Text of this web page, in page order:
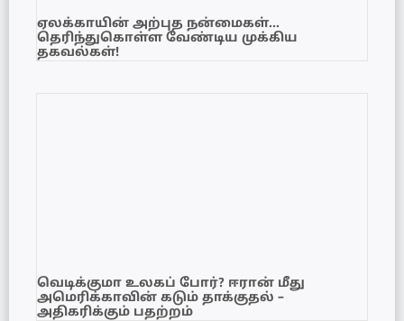
ஏலக்காயின் அற்புத நன்மைகள்…
தெரிந்துகொள்ள வேண்டிய முக்கிய
தகவல்கள்!
வெடிக்குமா உலகப் போர்? ஈரான் மீது
அமெரிக்காவின் கடும் தாக்குதல் –
அதிகரிக்கும் பதற்றம்